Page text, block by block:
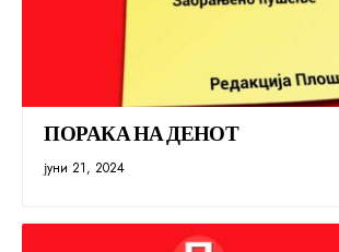
ПОРАКА НА ДЕНОТ
јуни 21, 2024